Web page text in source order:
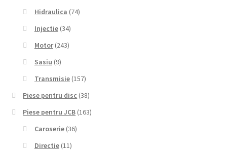
Hidraulica (74)
Injectie (34)
Motor (243)
Sasiu (9)
Transmisie (157)
Piese pentru disc (38)
Piese pentru JCB (163)
Caroserie (36)
Directie (11)